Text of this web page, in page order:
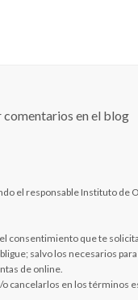
en el blog
el responsable Instituto de
consentimiento que te
salvo los necesarios
de online.
cancelarlos en los términos